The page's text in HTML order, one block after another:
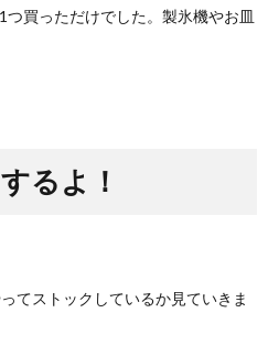
買っただけでした。製氷機やお皿
るよ！
てストックしているか見ていきま